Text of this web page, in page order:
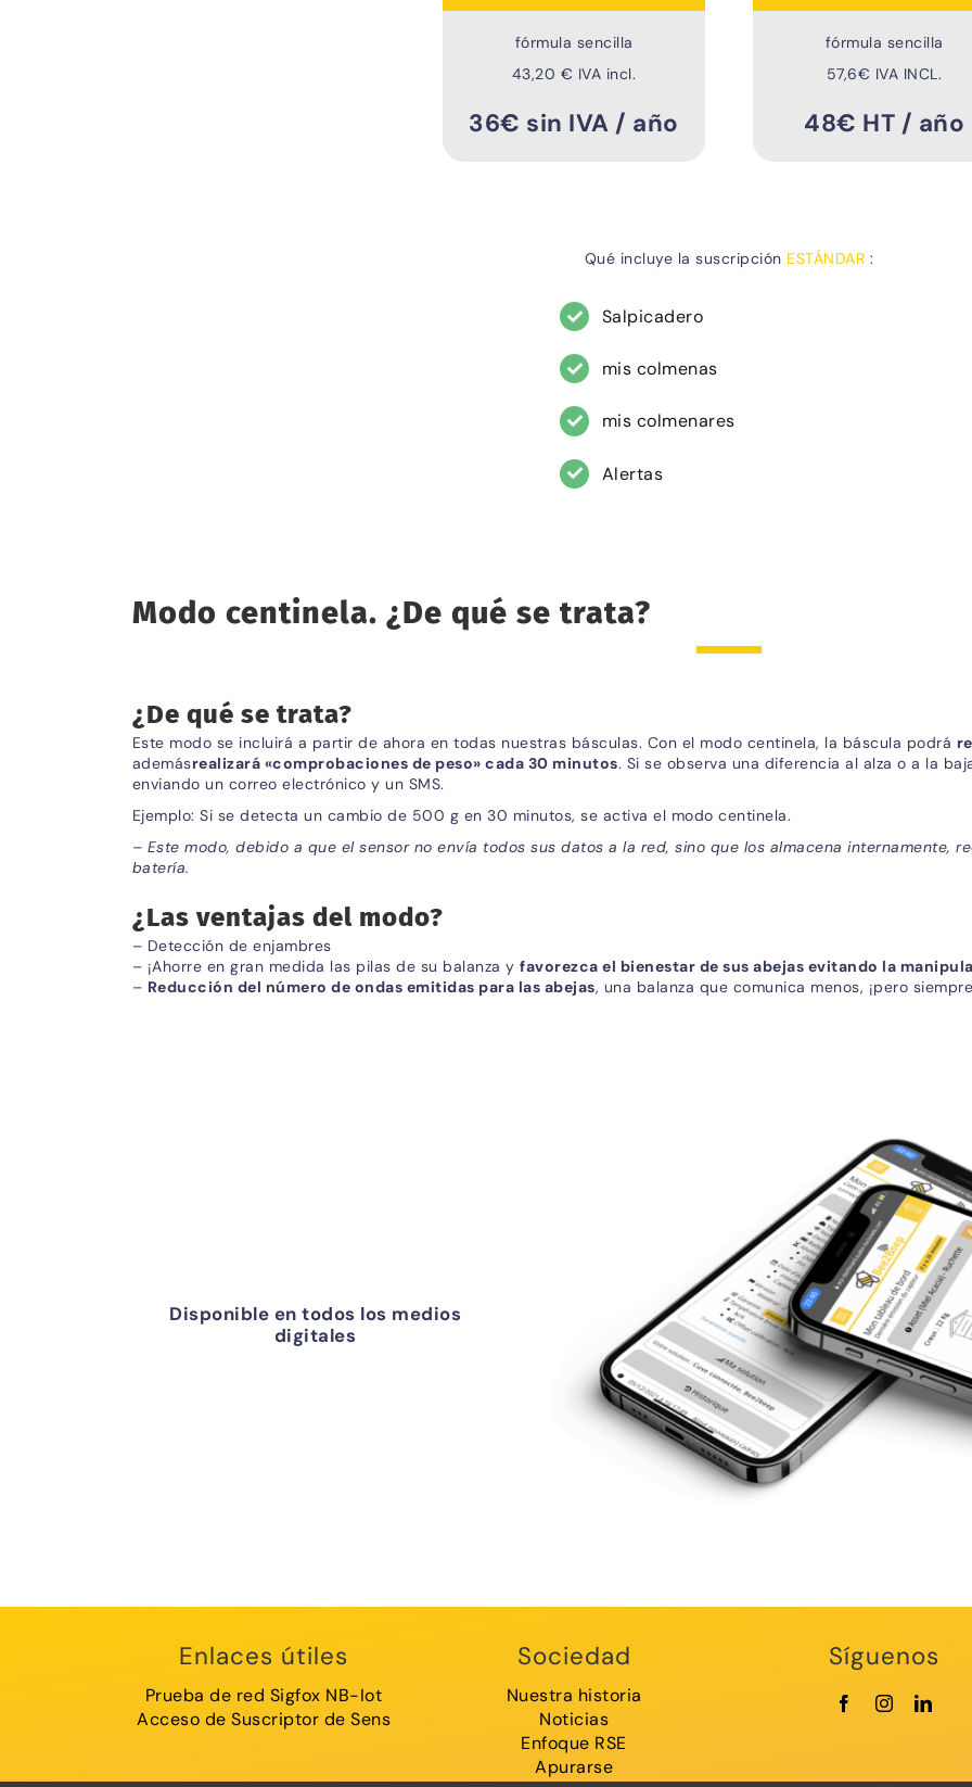
fórmula sencilla
43,20 € IVA incl.
36€ sin IVA / año
fórmula sencilla
57,6€ IVA INCL.
48€ HT / año
Qué incluye la suscripción ESTÁNDAR :
Salpicadero
mis colmenas
mis colmenares
Alertas
Modo centinela. ¿De qué se trata?
¿De qué se trata?
Este modo se incluirá a partir de ahora en todas nuestras básculas. Con el modo centinela, la báscula podrá
ademásrealizará «comprobaciones de peso» cada 30 minutos. Si se observa una diferencia al alza o a la
enviando un correo electrónico y un SMS.
Ejemplo: Si se detecta un cambio de 500 g en 30 minutos, se activa el modo centinela.
– Este modo, debido a que el sensor no envía todos sus datos a la red, sino que los almacena internamente,
batería.
¿Las ventajas del modo?
– Detección de enjambres
– ¡Ahorre en gran medida las pilas de su balanza yfavorezca el bienestar de sus abejas evitando la
– Reducción del número de ondas emitidas para las abejas, una balanza que comunica menos, ¡pero
Disponible en todos los medios
digitales
Enlaces útiles
Prueba de red Sigfox NB-Iot
Acceso de Suscriptor de Sens
Sociedad
Nuestra historia
Noticias
Enfoque RSE
Apurarse
Síguenos